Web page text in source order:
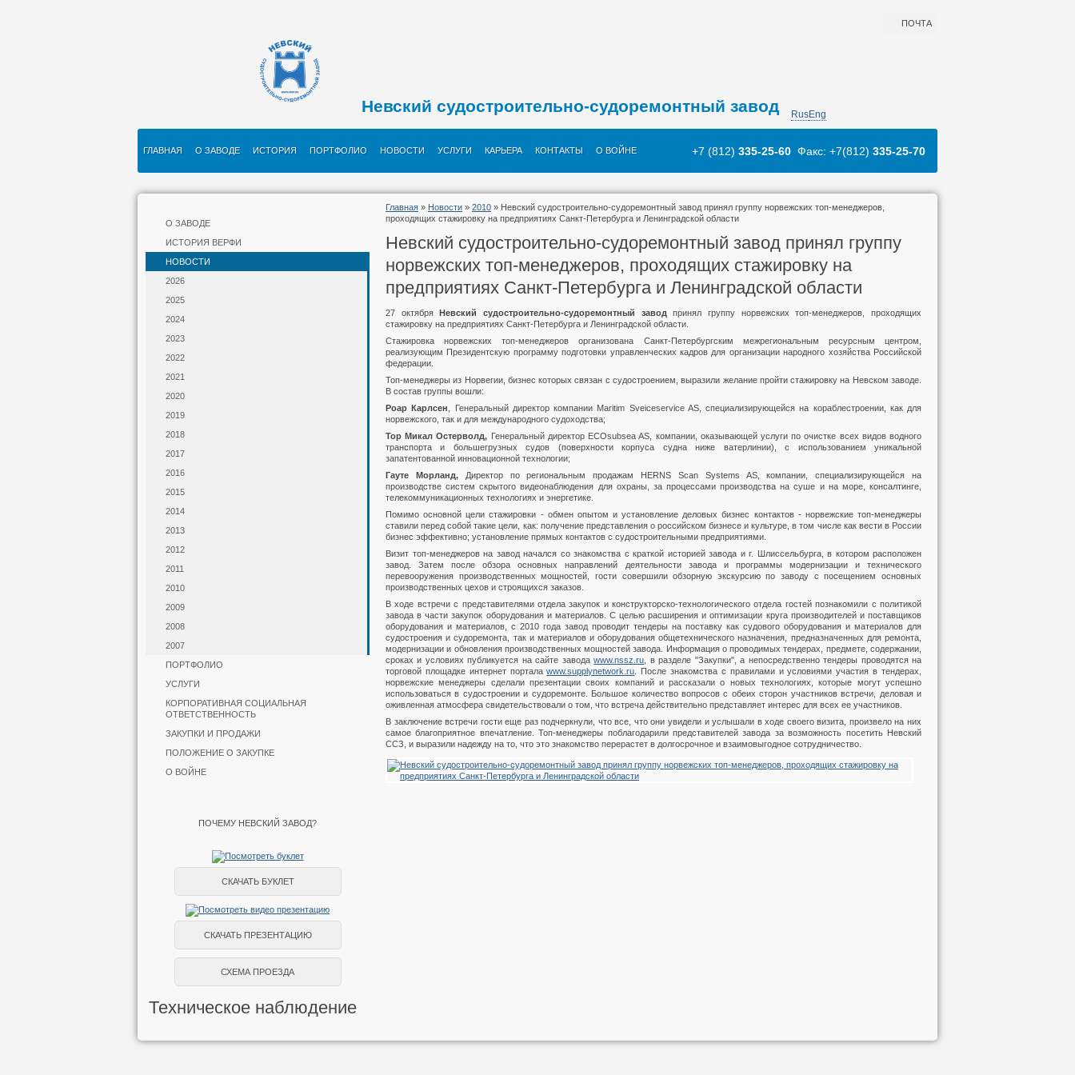
ПОЧТА
Невский судостроительно-судоремонтный завод RusEng
ГЛАВНАЯ О ЗАВОДЕ ИСТОРИЯ ПОРТФОЛИО НОВОСТИ УСЛУГИ КАРЬЕРА КОНТАКТЫ О ВОЙНЕ +7 (812) 335-25-60 Факс: +7(812) 335-25-70
О ЗАВОДЕ
ИСТОРИЯ ВЕРФИ
НОВОСТИ
2026
2025
2024
2023
2022
2021
2020
2019
2018
2017
2016
2015
2014
2013
2012
2011
2010
2009
2008
2007
ПОРТФОЛИО
УСЛУГИ
КОРПОРАТИВНАЯ СОЦИАЛЬНАЯ
ОТВЕТСТВЕННОСТЬ
ЗАКУПКИ И ПРОДАЖИ
ПОЛОЖЕНИЕ О ЗАКУПКЕ
О ВОЙНЕ
ПОЧЕМУ НЕВСКИЙ ЗАВОД?
СКАЧАТЬ БУКЛЕТ
СКАЧАТЬ ПРЕЗЕНТАЦИЮ
СХЕМА ПРОЕЗДА
Техническое наблюдение
Главная » Новости » 2010 » Невский судостроительно-судоремонтный завод принял группу норвежских топ-менеджеров,
проходящих стажировку на предприятиях Санкт-Петербурга и Ленинградской области
Невский судостроительно-судоремонтный завод принял группу
норвежских топ-менеджеров, проходящих стажировку на
предприятиях Санкт-Петербурга и Ленинградской области
27 октябряНевский судостроительно-судоремонтный заводпринял группу норвежских топ-менеджеров, проходящих
стажировку на предприятиях Санкт-Петербурга и Ленинградской области.
Стажировка норвежских топ-менеджеров организована Санкт-Петербургским межрегиональным ресурсным центром,
реализующим Президентскую программу подготовки управленческих кадров для организации народного хозяйства Российской
федерации.
Топ-менеджеры из Норвегии, бизнес которых связан с судостроением, выразили желание пройти стажировку на Невском заводе.
В состав группы вошли:
Роар Карлсен
, Генеральный директор компании Maritim Sveiceservice AS, специализирующейся на кораблестроении, как для
норвежского, так и для международного судоходства;
Тор Микал Остерволд, Генеральный директор ECOsubsea AS, компании, оказывающей услуги по очистке всех видов водного
транспорта и большегрузных судов (поверхности корпуса судна ниже ватерлинии), с использованием уникальной
запатентованной инновационной технологии;
Гауте Морланд,Директор по региональным продажам HERNS Scan Systems AS, компании, специализирующейся на
производстве систем скрытого видеонаблюдения для охраны, за процессами производства на суше и на море, консалтинге,
телекоммуникационных технологиях и энергетике.
Помимо основной цели стажировки - обмен опытом и установление деловых бизнес контактов - норвежские топ-менеджеры
ставили перед собой такие цели, как: получение представления о российском бизнесе и культуре, в том числе как вести в России
бизнес эффективно; установление прямых контактов с судостроительными предприятиями.
Визит топ-менеджеров на завод начался со знакомства с краткой историей завода и г. Шлиссельбурга, в котором расположен
завод. Затем после обзора основных направлений деятельности завода и программы модернизации и технического
перевооружения производственных мощностей, гости совершили обзорную экскурсию по заводу с посещением основных
производственных цехов и строящихся заказов.
В ходе встречи с представителями отдела закупок и конструкторско-технологического отдела гостей познакомили с политикой
завода в части закупок оборудования и материалов. С целью расширения и оптимизации круга производителей и поставщиков
оборудования и материалов, с 2010 года завод проводит тендеры на поставку как судового оборудования и материалов для
судостроения и судоремонта, так и материалов и оборудования общетехнического назначения, предназначенных для ремонта,
модернизации и обновления производственных мощностей завода. Информация о проводимых тендерах, предмете, содержании,
сроках и условиях публикуется на сайте заводаwww.nssz.ru , в разделе "Закупки", а непосредственно тендеры проводятся на
торговой площадке интернет порталаwww.supplynetwork.ru . После знакомства с правилами и условиями участия в тендерах,
норвежские менеджеры сделали презентации своих компаний и рассказали о новых технологиях, которые могут успешно
использоваться в судостроении и судоремонте. Большое количество вопросов с обеих сторон участников встречи, деловая и
оживленная атмосфера свидетельствовали о том, что встреча действительно представляет интерес для всех ее участников.
В заключение встречи гости еще раз подчеркнули, что все, что они увидели и услышали в ходе своего визита, произвело на них
самое благоприятное впечатление. Топ-менеджеры поблагодарили представителей завода за возможность посетить Невский
ССЗ, и выразили надежду на то, что это знакомство перерастет в долгосрочное и взаимовыгодное сотрудничество.